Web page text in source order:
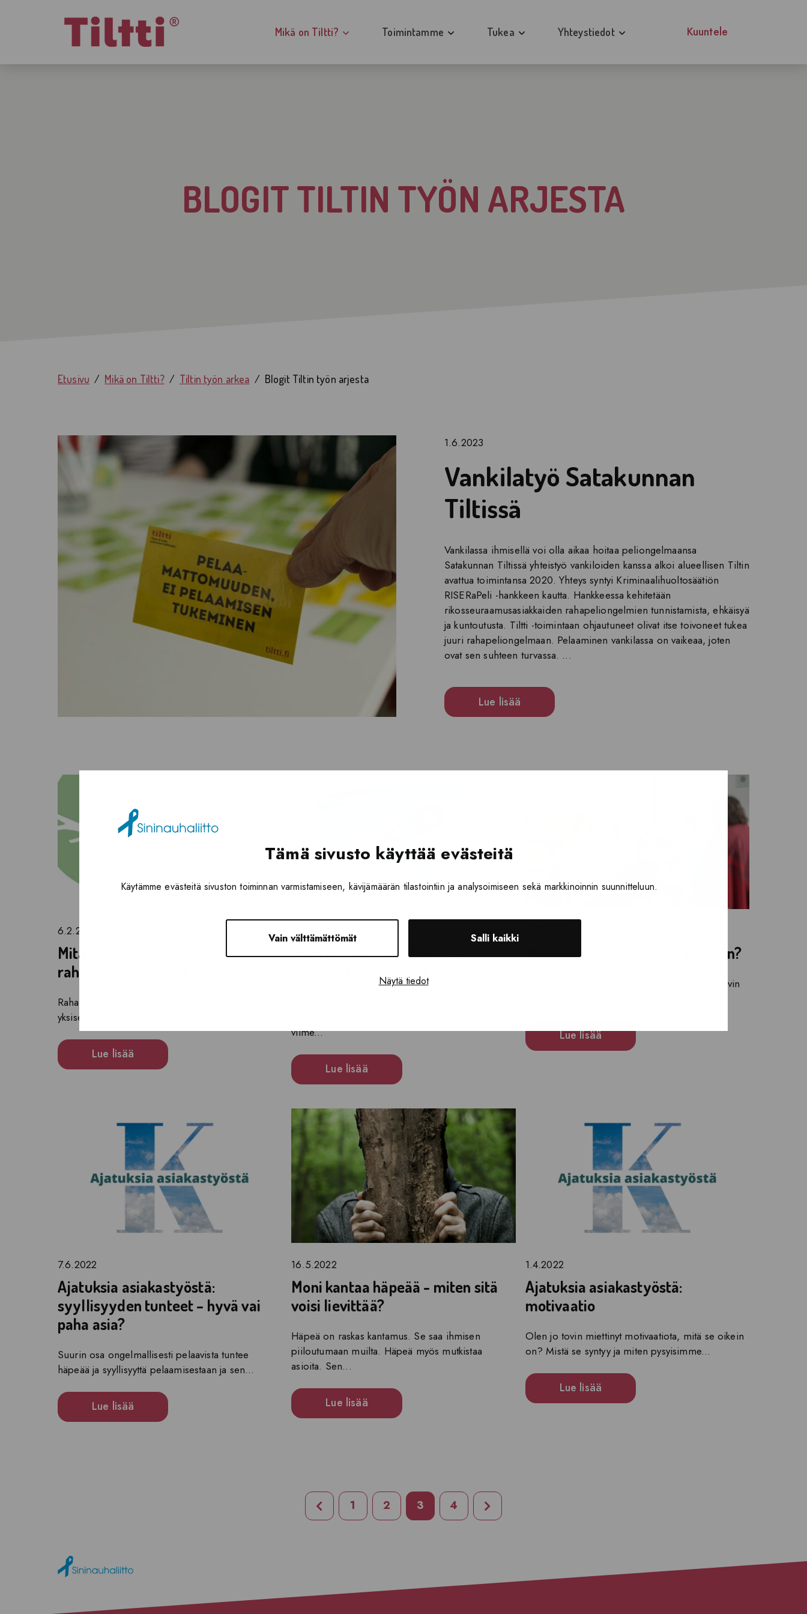
Tämä sivusto käyttää evästeitä
Käytämme evästeitä sivuston toiminnan varmistamiseen, kävijämäärän tilastointiin ja analysoimiseen sekä markkinoinnin suunnitteluun.
Vain välttämättömät Salli kaikki
Näytä tiedot
Mikä on Tiltti?
Alueellinen Tiltti-toiminta
Toimintamme
Läheisten avoimet ovet
Läheisten vertaisrinki
Tukea Yhteystiedot Kuuntele
BLOGIT TILTIN TYÖN ARJESTA
Etusivu Mikä on Tiltti? Tiltin työn arkea Blogit Tiltin työn arjesta
1.6.2023
Vankilatyö Satakunnan
Tiltissä
Vankilassa ihmisellä voi olla aikaa hoitaa peliongelmaansa
Satakunnan Tiltissä yhteistyö vankiloiden kanssa alkoi alueellisen Tiltin
avattua toimintansa 2020. Yhteys syntyi Kriminaalihuoltosäätiön
RISERaPeli -hankkeen kautta. Hankkeessa kehitetään
rikosseuraamusasiakkaiden rahapeliongelmien tunnistamista, ehkäisyä
ja kuntoutusta. Tiltti -toimintaan ohjautuneet olivat itse toivoneet tukea
juuri rahapeliongelmaan. Pelaaminen vankilassa on vaikeaa, joten
ovat sen suhteen turvassa. ...
Lue lisää
6.2.2023
Mitä tarkoittaa
rahapeliongelmasta toipuminen?
Rahapeliongelmasta toipumiselle ei ole olemassa
yksiselitteistä kaikille sopivaa määritelmää....
Lue lisää
4.10.2022
"Kun hauskuus loppuu..." —
rahapelit nopeutuvat
viime...
Lue lisää
Milloin on oikea aika tulla Tilttiin?
Rahapelaaminen arjessa näyttäytyy yksilöille hyvin
Lue lisää
7.6.2022
Ajatuksia asiakastyöstä:
syyllisyyden tunteet – hyvä vai
paha asia?
Suurin osa ongelmallisesti pelaavista tuntee
häpeää ja syyllisyyttä pelaamisestaan ja sen...
Lue lisää
16.5.2022
Moni kantaa häpeää - miten sitä
voisi lievittää?
Häpeä on raskas kantamus. Se saa ihmisen
piiloutumaan muilta. Häpeä myös mutkistaa
asioita. Sen...
Lue lisää
1.4.2022
Ajatuksia asiakastyöstä:
motivaatio
Olen jo tovin miettinyt motivaatiota, mitä se oikein
on? Mistä se syntyy ja miten pysyisimme...
Lue lisää
Edellinen sivu
1 2 3 4
Seuraava sivu